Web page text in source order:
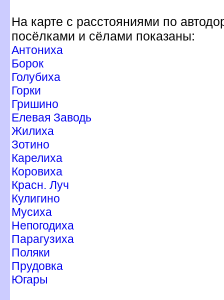
На карте с расстояниями по
посёлками и сёлами показаны:
Антониха
Борок
Голубиха
Горки
Гришино
Елевая Заводь
Жилиха
Зотино
Карелиха
Коровиха
Красн. Луч
Кулигино
Мусиха
Непогодиха
Парагузиха
Поляки
Прудовка
Югары